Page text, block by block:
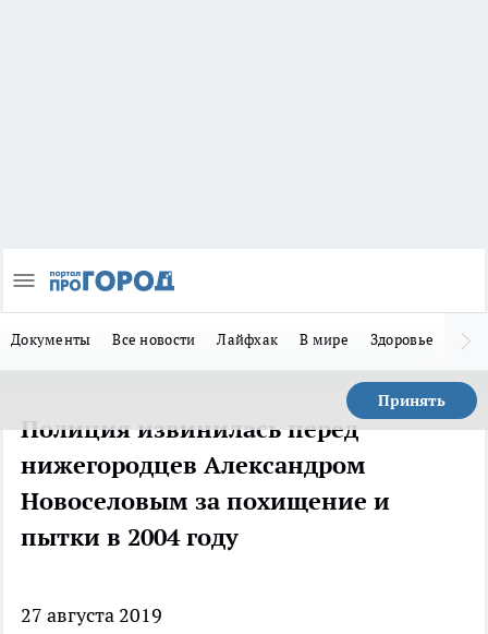
Документы Все новости Лайфхак В мире Здоровье
Принять
Полиция извинилась перед
нижегородцев Александром
Новоселовым за похищение и
пытки в 2004 году
27 августа 2019